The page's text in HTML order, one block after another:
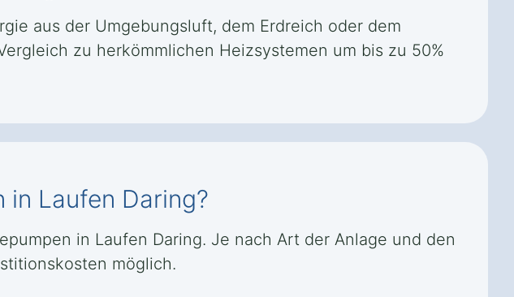
aus der Umgebungsluft, dem Erdreich oder dem
zu herkömmlichen Heizsystemen um bis zu 50%
in Laufen Daring?
in Laufen Daring. Je nach Art der Anlage und den
möglich.